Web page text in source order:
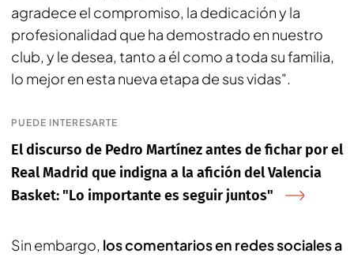
agradece el compromiso, la dedicación y la
profesionalidad que ha demostrado en nuestro
club, y le desea, tanto a él como a toda su familia,
lo mejor en esta nueva etapa de sus vidas".
PUEDE INTERESARTE
El discurso de Pedro Martínez antes de fichar por el
Real Madrid que indigna a la afición del Valencia
Basket: "Lo importante es seguir juntos"
Sin embargo, los comentarios en redes sociales a